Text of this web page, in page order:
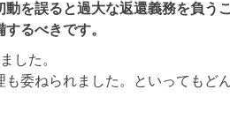
を誤ると過大な返還義務を負う
るべきです。
した。
委ねられました。といってもど